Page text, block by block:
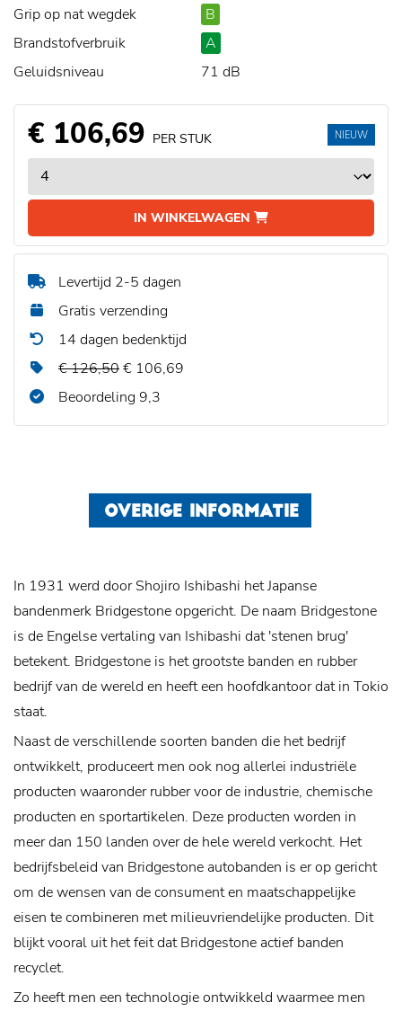
Grip op nat wegdek
B
Brandstofverbruik
A
Geluidsniveau
71 dB
€ 106,69 PER STUK
IN WINKELWAGEN
NIEUW
Levertijd 2-5 dagen
Gratis verzending
14 dagen bedenktijd
€ 126,50€ 106,69
Beoordeling 9,3
OVERIGE INFORMATIE
In 1931 werd door Shojiro Ishibashi het Japanse
bandenmerk Bridgestone opgericht. De naam Bridgestone
is de Engelse vertaling van Ishibashi dat 'stenen brug'
betekent. Bridgestone is het grootste banden en rubber
bedrijf van de wereld en heeft een hoofdkantoor dat in Tokio
staat.
Naast de verschillende soorten banden die het bedrijf
ontwikkelt, produceert men ook nog allerlei industriële
producten waaronder rubber voor de industrie, chemische
producten en sportartikelen. Deze producten worden in
meer dan 150 landen over de hele wereld verkocht. Het
bedrijfsbeleid van Bridgestone autobanden is er op gericht
om de wensen van de consument en maatschappelijke
eisen te combineren met milieuvriendelijke producten. Dit
blijkt vooral uit het feit dat Bridgestone actief banden
recyclet.
Zo heeft men een technologie ontwikkeld waarmee men